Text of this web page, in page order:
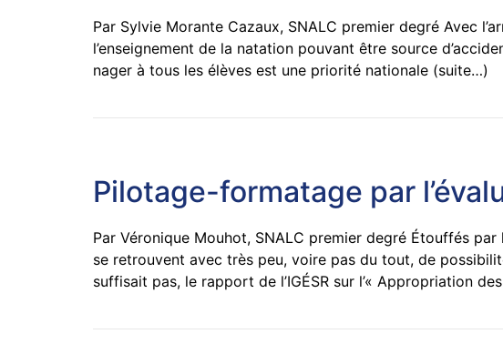
Par Sylvie Morante Cazaux, SNALC premier degré Avec
l’enseignement de la natation pouvant être source
nager à tous les élèves est une priorité nationale (suite…)
Pilotage-formatage par
Par Véronique Mouhot, SNALC premier degré Étouffés
se retrouvent avec très peu, voire pas du tout, de
suffisait pas, le rapport de l’IGÉSR sur l’« Appropriation